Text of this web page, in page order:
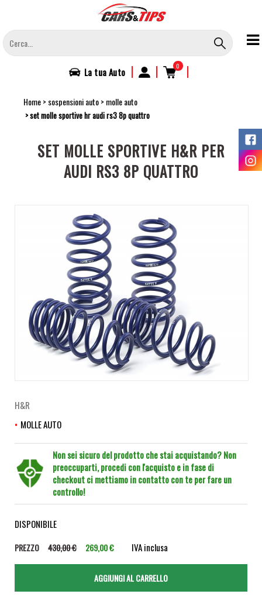
contenuto
principale
La tuaAuto | | 0 |
Home sospensioni auto molle auto
set molle sportive hr audi rs3 8p quattro
SET MOLLE SPORTIVE H&R PER
AUDI RS3 8P QUATTRO
H&R
MOLLE AUTO
Non sei sicuro del prodotto che stai acquistando? Non
preoccuparti, procedi con l'acquisto e in fase di
checkout ci mettiamo in contatto con te per fare un
controllo!
DISPONIBILE
PREZZO 430,00 € 269,00 € IVA inclusa